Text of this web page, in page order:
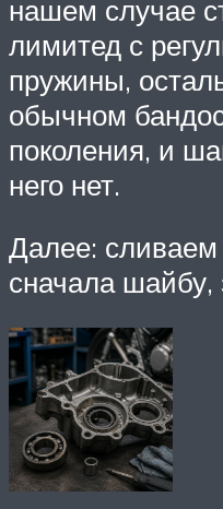
нашем случае
лимитед с
пружины,
обычном
поколения, и
него нет.
Далее:
сначала